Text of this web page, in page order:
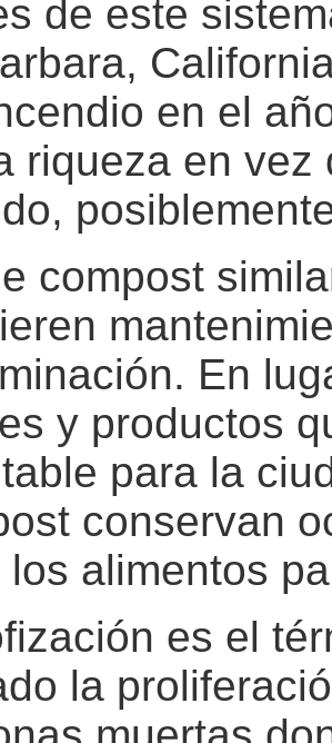
de este
en el
riqueza en
compost
En
y productos
para la
conservan
alimentos
es el
la